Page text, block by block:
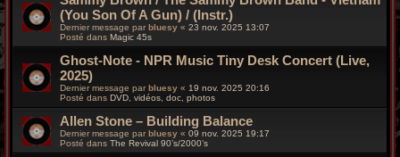
(You Son Of A Gun) / (Instr.)
Dernier message par bluesy « 23 nov. 2025 13:07
Posté dans Magic 45s
Ghost-Note - NPR Music Tiny Desk Concert (Live,
2025)
Dernier message par bluesy « 19 nov. 2025 20:16
Posté dans DVD, vidéos, doc, photos
Allen Stone – Building Balance
Dernier message par bluesy « 09 nov. 2025 19:17
Posté dans The Revival 90’s/2000’s